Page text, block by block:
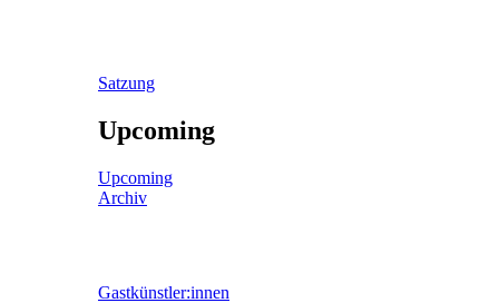
Satzung
Upcoming
Upcoming
Archiv
Gastkünstler:innen